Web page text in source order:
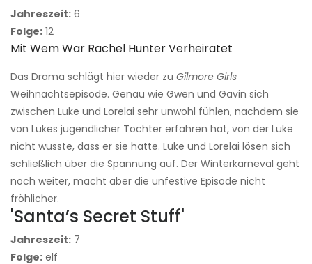
Jahreszeit: 6
Folge: 12
Mit Wem War Rachel Hunter Verheiratet
Das Drama schlägt hier wieder zu Gilmore Girls
Weihnachtsepisode. Genau wie Gwen und Gavin sich
zwischen Luke und Lorelai sehr unwohl fühlen, nachdem sie
von Lukes jugendlicher Tochter erfahren hat, von der Luke
nicht wusste, dass er sie hatte. Luke und Lorelai lösen sich
schließlich über die Spannung auf. Der Winterkarneval geht
noch weiter, macht aber die unfestive Episode nicht
fröhlicher.
'Santa’s Secret Stuff'
Jahreszeit: 7
Folge: elf